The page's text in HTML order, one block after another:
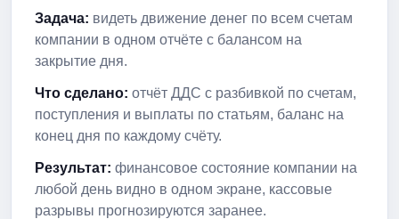
Задача: видеть движение денег по всем счетам
компании в одном отчёте с балансом на
закрытие дня.
Что сделано: отчёт ДДС с разбивкой по счетам,
поступления и выплаты по статьям, баланс на
конец дня по каждому счёту.
Результат: финансовое состояние компании на
любой день видно в одном экране, кассовые
разрывы прогнозируются заранее.